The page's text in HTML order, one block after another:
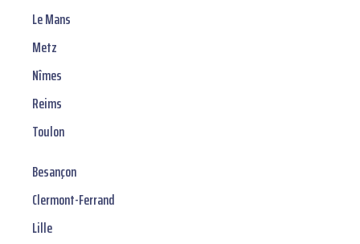
Le Mans
Metz
Nîmes
Reims
Toulon
Besançon
Clermont-Ferrand
Lille